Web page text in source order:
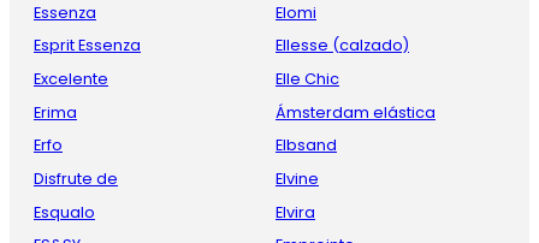
Essenza
Esprit Essenza
Excelente
Erima
Erfo
Disfrute de
Esqualo
Elomi
Ellesse (calzado)
Elle Chic
Ámsterdam elástica
Elbsand
Elvine
Elvira